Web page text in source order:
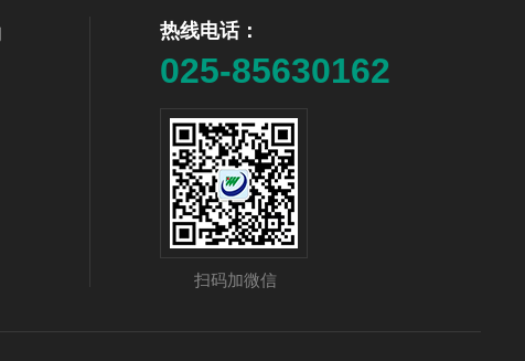
热线电话：
025-85630162
扫码加微信